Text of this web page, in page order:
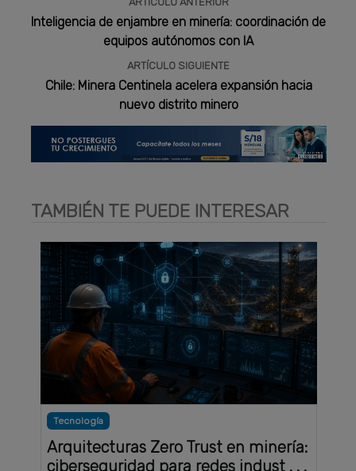
Inteligencia de enjambre en minería: coordinación de
equipos autónomos con IA
ARTÍCULO SIGUIENTE
Chile: Minera Centinela acelera expansión hacia
nuevo distrito minero
TAMBIÉN TE PUEDE INTERESAR
Tecnología
Arquitecturas Zero Trust en minería:
ciberseguridad para redes indust . . .